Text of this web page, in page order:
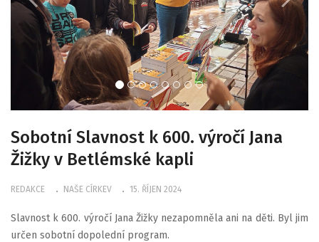
Sobotní Slavnost k 600. výročí Jana
Žižky v Betlémské kapli
REDAKCE NAŠE CÍRKEV 15. ŘÍJEN 2024
Slavnost k 600. výročí Jana Žižky nezapomněla ani na děti. Byl jim
určen sobotní dopolední program.